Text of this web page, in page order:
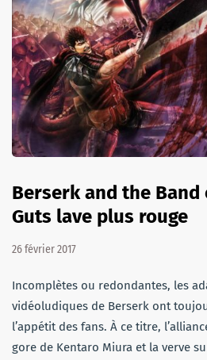
Berserk and the Band
Guts lave plus rouge
26 février 2017
Incomplètes ou redondantes, les
vidéoludiques de Berserk ont
l’appétit des fans. À ce titre,
gore de Kentaro Miura et la verve